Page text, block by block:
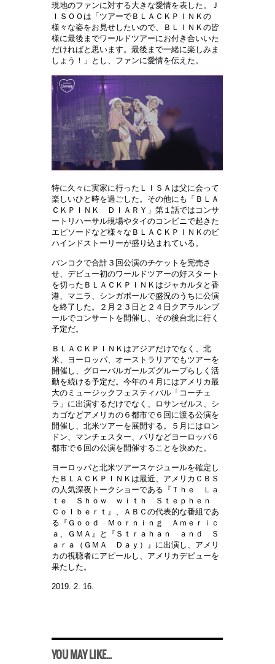
現地のファンに対する大きな愛情を表した。Ｊ
ＩＳＯＯは「ツアーでＢＬＡＣＫＰＩＮＫの
様々な姿をお見せしたいので、ＢＬＩＮＫの皆
様に最後までワールドツアーにお付き合いいた
だければと思います。最後まで一緒に楽しみま
しょう！」とし、ファンに愛情を伝えた。
特に久々に実家に行ったＬＩＳＡは父に会って
楽しいひと時を過ごした。その他にも「ＢＬＡ
ＣＫＰＩＮＫ ＤＩＡＲＹ」第１話ではコンサ
ートリハーサル現場やタイのコンビニで起きた
エピソードなど様々なＢＬＡＣＫＰＩＮＫのビ
ハインドストーリーが盛り込まれている。
バンコクで合計３回公演のチケットを完売さ
せ、デビュー初のワールドツアーの好スタート
を切ったＢＬＡＣＫＰＩＮＫはジャカルタと香
港、マニラ、シンガポールで盛況のうちに公演
を終了した。２月２３日と２４日クアラルンプ
ールでコンサートを開催し、その後台北に行く
予定だ。
ＢＬＡＣＫＰＩＮＫはアジアだけでなく、北
米、ヨーロッパ、オーストラリアでもツアーを
開催し、グローバルガールズグループらしく活
動を続ける予定だ。今年の４月にはアメリカ最
大のミュージックフェスティバル「コーチェ
ラ」に出演するだけでなく、ロサンゼルス、シ
カゴなどアメリカの６都市で６回に渡る公演を
開催し、北米ツアーを展開する。５月にはロン
ドン、マンチェスター、パリなどヨーロッパ６
都市で６回の公演を開催することを決めた。
ヨーロッパと北米ツアースケジュールを確定し
たＢＬＡＣＫＰＩＮＫは最近、アメリカＣＢＳ
の人気深夜トークショーである『Ｔｈｅ Ｌａ
ｔｅ Ｓｈｏｗ ｗｉｔｈ Ｓｔｅｐｈｅｎ
Ｃｏｌｂｅｒｔ』、ＡＢＣの代表的な番組であ
る『Ｇｏｏｄ Ｍｏｒｎｉｎｇ Ａｍｅｒｉｃ
ａ、ＧＭＡ』と『Ｓｔｒａｈａｎ ａｎｄ Ｓ
ａｒａ（ＧＭＡ Ｄａｙ）』に出演し、アメリ
カの視聴者にアピールし、アメリカデビューを
果たした。
2019. 2. 16.
YOU MAY LIKE...